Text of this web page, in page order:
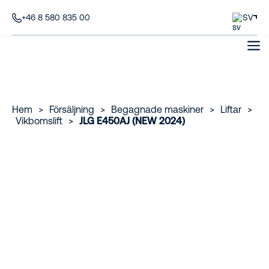
+46 8 580 835 00 SV
Hem > Försäljning > Begagnade maskiner > Liftar
>
Vikbomslift
> JLG E450AJ (NEW 2024)